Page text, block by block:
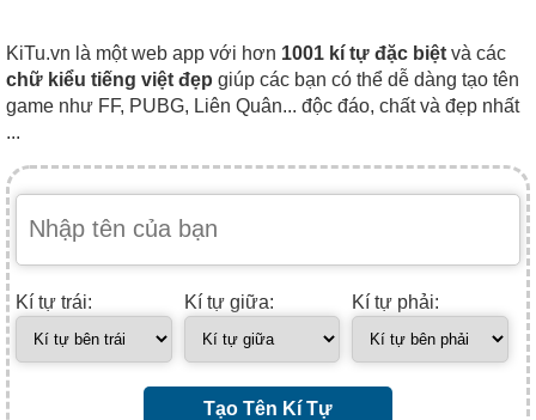
KiTu.vn là một web app với hơn 1001 kí tự đặc biệt và các
chữ kiểu tiếng việt đẹp giúp các bạn có thể dễ dàng tạo tên
game như FF, PUBG, Liên Quân... độc đáo, chất và đẹp nhất
...
Kí tự trái: Kí tự giữa: Kí tự phải:
Tạo Tên Kí Tự